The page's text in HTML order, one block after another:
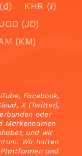
KHR (៛)
JOD (JD)
(KM)
Facebook,
X (Twitter),
oder
Markennamen
und wir
Wir halten
und